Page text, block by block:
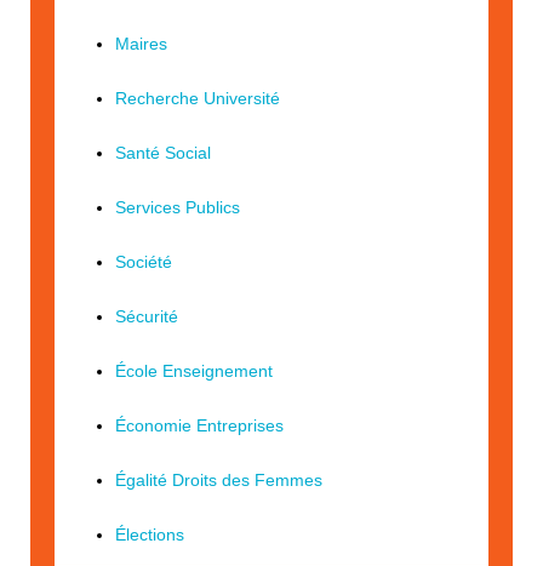
Maires
Recherche Université
Santé Social
Services Publics
Société
Sécurité
École Enseignement
Économie Entreprises
Égalité Droits des Femmes
Élections